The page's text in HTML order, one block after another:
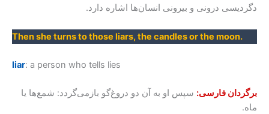
دگردیسی درونی و بیرونی انسان‌ها اشاره دارد.
Then she turns to those liars, the candles or the moon.
liar: a person who tells lies
برگردان فارسی: سپس او به آن دو دروغ‌گو بازمی‌گردد: شمع‌ها یا
ماه.